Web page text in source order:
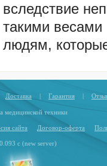
вследствие
такими весами
людям,
Доставка | Гарантия |
техники
сайта Договор-оферта
с (new server)